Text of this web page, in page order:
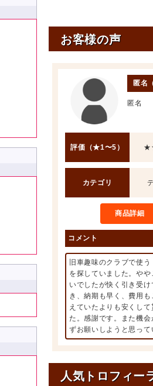
お客様の声
匿名
匿名
評価（★1〜5）
カテゴリ
商品詳細
コメント
旧車趣味のクラブで使
を探していました。や
いでしたが快く引き受け
き、納期も早く、費用
えていたよりも安くし
た。感謝です。また機会
ずお願いしようと思って
人気トロフィー